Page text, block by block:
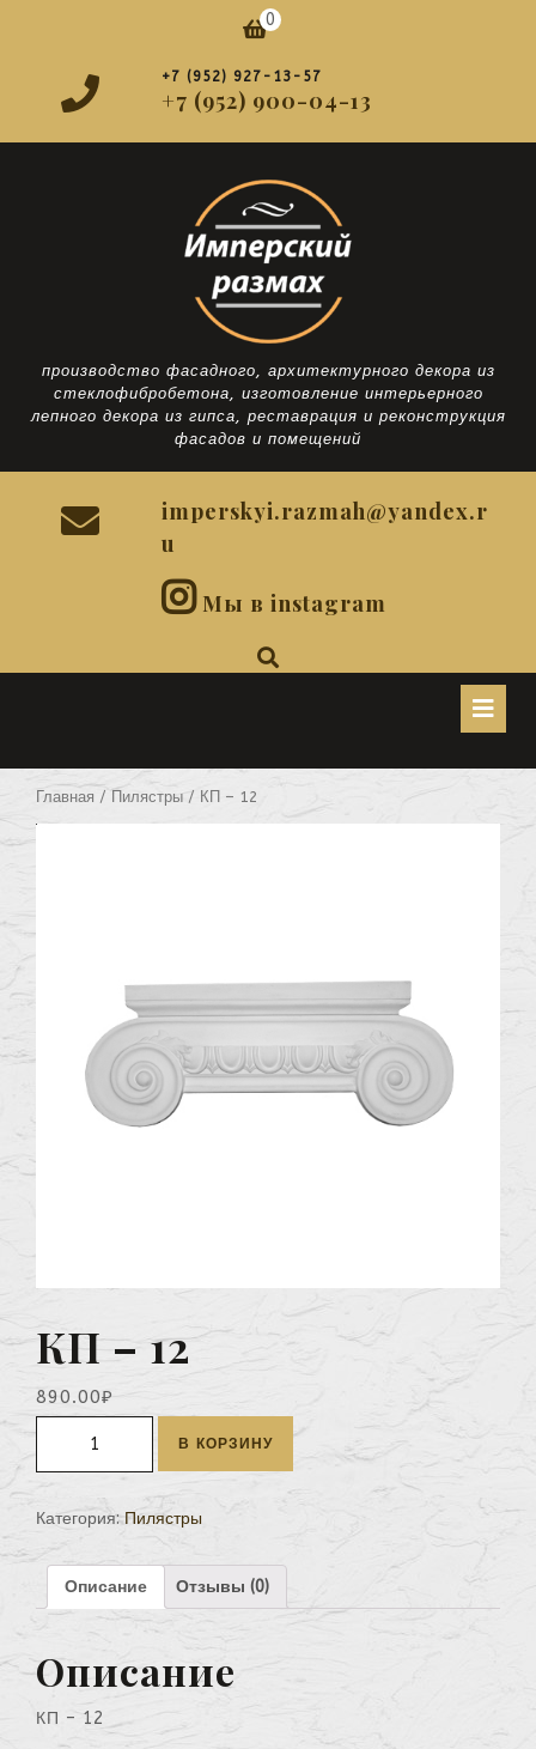
Корзина
0
+7 (952) 927-13-57
+7 (952) 900-04-13
производство фасадного, архитектурного декора из
стеклофибробетона, изготовление интерьерного
лепного декора из гипса, реставрация и реконструкция
фасадов и помещений
imperskyi.razmah@yandex.r
u
Мы в instagram
Главная / Пилястры / КП – 12
КП – 12
890.00₽
Количество
-
В КОРЗИНУ
Категория:Пилястры
Описание Отзывы (0)
Описание
КП – 12